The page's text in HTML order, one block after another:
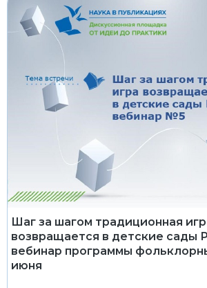
Шаг за шагом традиционная
возвращается в детские сады
вебинар программы
июня